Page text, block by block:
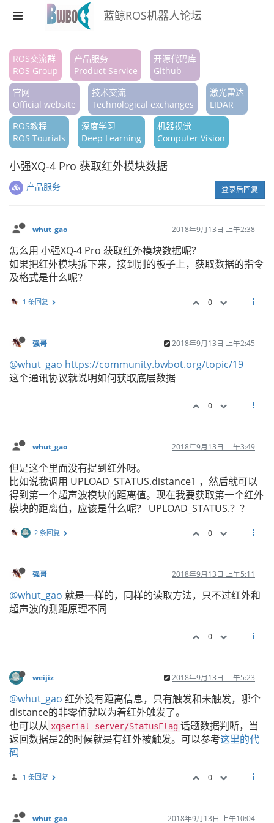
蓝鲸ROS机器人论坛
注册
登录
搜索
版块
ROS交流群
ROS Group
产品服务
Product Service
开源代码库
Github
官网
Official website
技术交流
Technological exchanges
激光雷达
LIDAR
ROS教程
ROS Tourials
深度学习
Deep Learning
机器视觉
Computer Vision
小强XQ-4 Pro 获取红外模块数据
产品服务 登录后回复
whut_gao 2018年9月13日 上午2:38
怎么用 小强XQ-4 Pro 获取红外模块数据呢？
如果把红外模块拆下来，接到别的板子上，获取数据的指令
及格式是什么呢？
1 条回复 0
强哥 2018年9月13日 上午2:45
@whut_gao https://community.bwbot.org/topic/19
这个通讯协议就说明如何获取底层数据
0
whut_gao 2018年9月13日 上午3:49
但是这个里面没有提到红外呀。
比如说我调用 UPLOAD_STATUS.distance1 ，然后就可以
得到第一个超声波模块的距离值。现在我要获取第一个红外
模块的距离值，应该是什么呢？ UPLOAD_STATUS.？？
2 条回复 0
强哥 2018年9月13日 上午5:11
@whut_gao 就是一样的，同样的读取方法，只不过红外和
超声波的测距原理不同
0
weijiz 2018年9月13日 上午5:23
@whut_gao 红外没有距离信息，只有触发和未触发，哪个
distance的非零值就以为着红外触发了。
也可以从 xqserial_server/StatusFlag 话题数据判断，当
返回数据是2的时候就是有红外被触发。可以参考这里的代
码
1 条回复 0
whut_gao 2018年9月13日 上午10:04